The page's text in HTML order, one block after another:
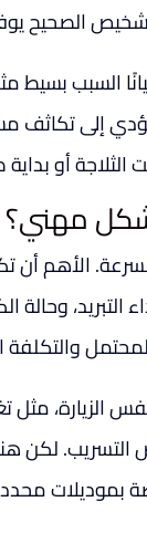
الصحيح
السبب
إلى تكاثف
أو
مهني؟
الأهم أن
وحالة
والتكلفة
مثل
لكن
بموديلات